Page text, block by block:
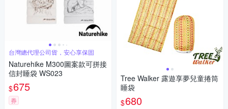
台灣總代理公司貨，安心享保固
Naturehike M300圖案款可拼接
信封睡袋 WS023
$675
券
Tree Walker 露遊享夢兒童捲筒
睡袋
$680